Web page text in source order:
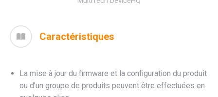
Caractéristiques
La mise à jour du firmware et la configuration du produit
ou d’un groupe de produits peuvent être effectuées en